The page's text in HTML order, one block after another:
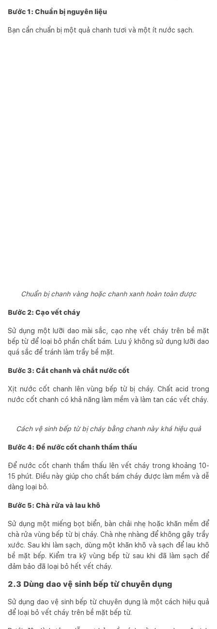
Bước 1: Chuẩn bị nguyên liệu
Bạn cần chuẩn bị một quả chanh tươi và một ít nước sạch.
Chuẩn bị chanh vàng hoặc chanh xanh hoàn toàn được
Bước 2: Cạo vết cháy
Sử dụng một lưỡi dao mài sắc, cạo nhẹ vết cháy trên bề mặt
bếp từ để loại bỏ phần chất bám. Lưu ý không sử dụng lưỡi dao
quá sắc để tránh làm trầy bề mặt.
Bước 3: Cắt chanh và chắt nước cốt
Xịt nước cốt chanh lên vùng bếp từ bị cháy. Chất acid trong
nước cốt chanh có khả năng làm mềm và làm tan các vết cháy.
Cách vệ sinh bếp từ bị cháy bằng chanh này khá hiệu quả
Bước 4: Để nước cốt chanh thẩm thấu
Để nước cốt chanh thẩm thấu lên vết cháy trong khoảng 10-
15 phút. Điều này giúp cho chất bám cháy được làm mềm và dễ
dàng loại bỏ.
Bước 5: Chà rửa và lau khô
Sử dụng một miếng bọt biển, bàn chải nhẹ hoặc khăn mềm để
chà rửa vùng bếp từ bị cháy. Chà nhẹ nhàng để không gây trầy
xước. Sau khi làm sạch, dùng một khăn khô và sạch để lau khô
bề mặt bếp. Kiểm tra kỹ vùng bếp từ sau khi đã làm sạch để
đảm bảo đã loại bỏ hết vết cháy.
2.3 Dùng dao vệ sinh bếp từ chuyên dụng
Sử dụng dao vệ sinh bếp từ chuyên dụng là một cách hiệu quả
để loại bỏ vết cháy trên bề mặt bếp từ.